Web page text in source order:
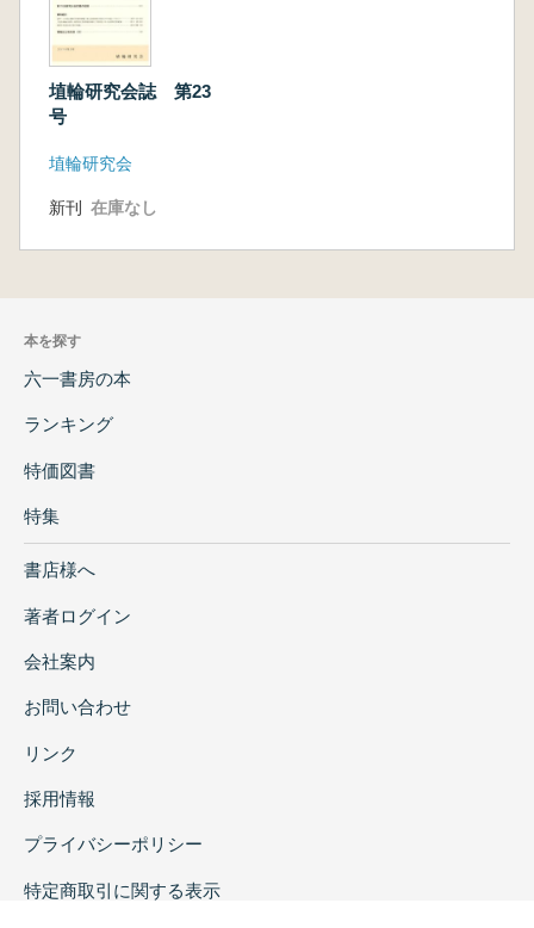
埴輪研究会誌 第23
号
埴輪研究会
新刊 在庫なし
本を探す
六一書房の本
ランキング
特価図書
特集
書店様へ
著者ログイン
会社案内
お問い合わせ
リンク
採用情報
プライバシーポリシー
特定商取引に関する表示